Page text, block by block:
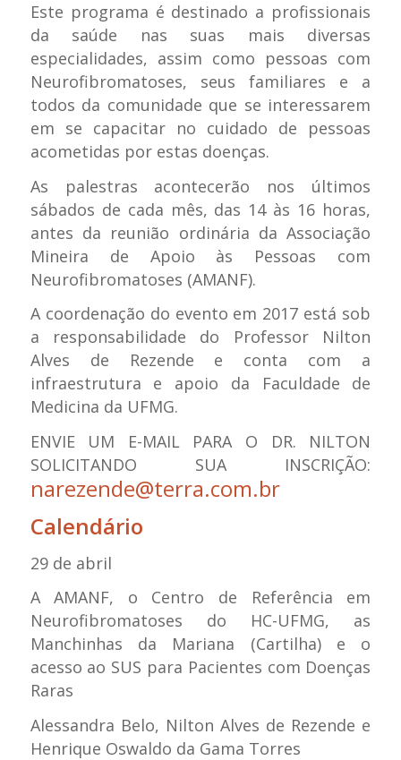
Este programa é destinado a profissionais
da saúde nas suas mais diversas
especialidades, assim como pessoas com
Neurofibromatoses, seus familiares e a
todos da comunidade que se interessarem
em se capacitar no cuidado de pessoas
acometidas por estas doenças.
As palestras acontecerão nos últimos
sábados de cada mês, das 14 às 16 horas,
antes da reunião ordinária da Associação
Mineira de Apoio às Pessoas com
Neurofibromatoses (AMANF).
A coordenação do evento em 2017 está sob
a responsabilidade do Professor Nilton
Alves de Rezende e conta com a
infraestrutura e apoio da Faculdade de
Medicina da UFMG.
ENVIE UM E-MAIL PARA O DR. NILTON
SOLICITANDO SUA INSCRIÇÃO:
narezende@terra.com.br
Calendário
29 de abril
A AMANF, o Centro de Referência em
Neurofibromatoses do HC-UFMG, as
Manchinhas da Mariana (Cartilha) e o
acesso ao SUS para Pacientes com Doenças
Raras
Alessandra Belo, Nilton Alves de Rezende e
Henrique Oswaldo da Gama Torres